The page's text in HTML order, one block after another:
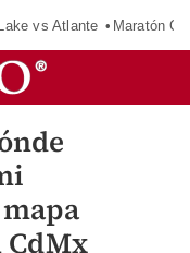
vs Atlante Maratón
CdMx